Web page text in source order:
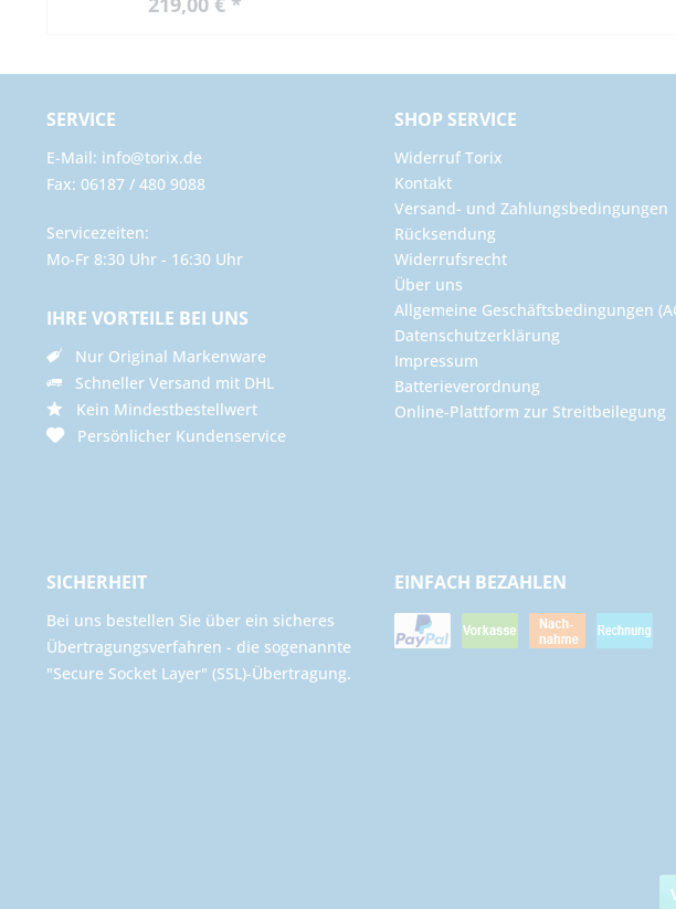
SERVICE
E-Mail: info@torix.de
Fax: 06187 / 480 9088
Servicezeiten:
Mo-Fr 8:30 Uhr - 16:30 Uhr
IHRE VORTEILE BEI UNS
Nur Original Markenware
Schneller Versand mit DHL
Kein Mindestbestellwert
Persönlicher Kundenservice
SHOP SERVICE
Widerruf Torix
Kontakt
Versand- und Zahlungsbedingungen
Rücksendung
Widerrufsrecht
Über uns
Allgemeine Geschäftsbedingungen
Datenschutzerklärung
Impressum
Batterieverordnung
Online-Plattform zur Streitbeilegung
SICHERHEIT
Bei uns bestellen Sie über ein sicheres
Übertragungsverfahren - die sogenannte
"Secure Socket Layer" (SSL)-Übertragung.
EINFACH BEZAHLEN